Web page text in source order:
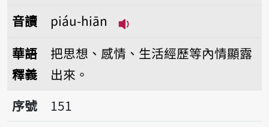
音讀
piáu-hiān
華語
釋義
把思想、感情、生活經歷等內情顯露
出來。
序號151表示
序號
151